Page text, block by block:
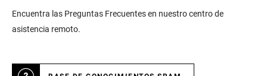
Encuentra las Preguntas Frecuentes en nuestro centro de
asistencia remoto.